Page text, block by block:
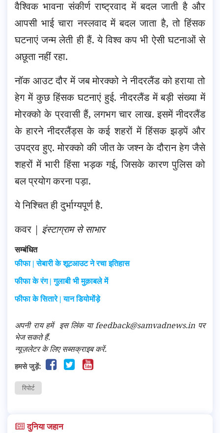
वैश्विक भावना संकीर्ण राष्ट्रवाद में बदल जाती है और
आपसी भाई चारा नस्लवाद में बदल जाता है, तो हिंसक
घटनाएं जन्म लेती ही हैं. ये विश्व कप भी ऐसी घटनाओं से
अछूता नहीं रहा.
नॉक आउट दौर में जब मोरक्को ने नीदरलैंड को हराया तो
हेग में कुछ हिंसक घटनाएं हुई. नीदरलैंड में बड़ी संख्या में
मोरक्को के प्रवासी हैं, लगभग चार लाख. इसमें नीदरलैंड
के हारने नीदरलैंड्स के कई शहरों में हिंसक झड़पें और
उपद्रव हुए. मोरक्को की जीत के जश्न के दौरान हेग जैसे
शहरों में भारी हिंसा भड़क गई, जिसके कारण पुलिस को
बल प्रयोग करना पड़ा.
ये निश्चित ही दुर्भाग्यपूर्ण है.
कवर | इंस्टाग्राम से साभार
सम्बंधित
फीफा | सेबारी के शूटआउट ने रचा इतिहास
फीफा के रंग | गुलाबी भी मुक़ाबले में
फीफा के सितारे | यान डियोमोंड़े
अपनी राय हमें इस लिंक या feedback@samvadnews.in पर
भेज सकते हैं.
न्यूज़लेटर के लिए सब्सक्राइब करें.
हमसे जुड़ें:
रिपोर्ट
दुनिया जहान